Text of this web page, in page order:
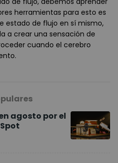
herramientas para esto es
estado de flujo en sí mismo,
a crear una sensación de
cuando el cerebro
agosto por el